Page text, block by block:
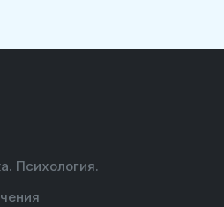
Психология.